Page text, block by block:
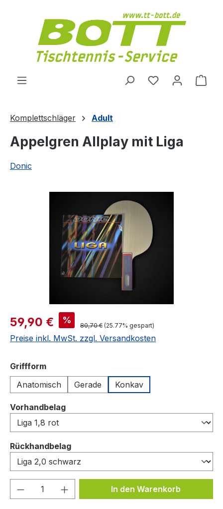
Du hast 0
Komplettschläger Adult
Appelgren Allplay mit Liga
Donic
Verkaufspreis:
59,90 € % Regulärer Preis:
80,70 € (25.77% gespart)
Preise inkl. MwSt. zzgl. Versandkosten
Griffformauswählen
Anatomisch
Gerade Konkav
Vorhandbelagauswählen
Rückhandbelagauswählen
Produkt Anzahl: Gib denIn den Warenkorb